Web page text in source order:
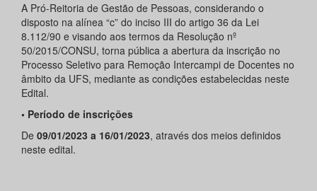
A Pró-Reitoria de Gestão de Pessoas, considerando o
disposto na alínea “c” do inciso III do artigo 36 da Lei
8.112/90 e visando aos termos da Resolução nº
50/2015/CONSU, torna pública a abertura da inscrição no
Processo Seletivo para Remoção Intercampi de Docentes no
âmbito da UFS, mediante as condições estabelecidas neste
Edital.
• Período de inscrições
De 09/01/2023 a 16/01/2023, através dos meios definidos
neste edital.